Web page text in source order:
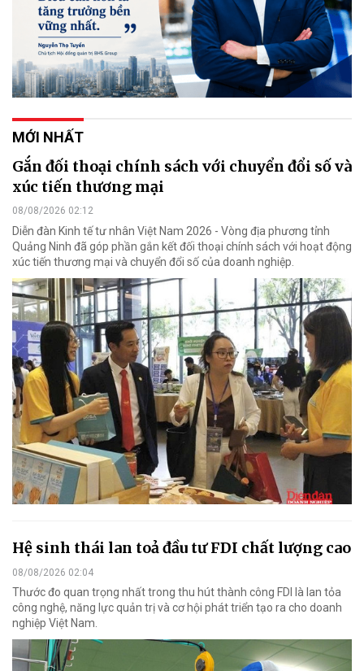
MỚI NHẤT
Gắn đối thoại chính sách với chuyển đổi số và
xúc tiến thương mại
08/08/2026 02:12
Diễn đàn Kinh tế tư nhân Việt Nam 2026 - Vòng địa phương tỉnh
Quảng Ninh đã góp phần gắn kết đối thoại chính sách với hoạt động
xúc tiến thương mại và chuyển đổi số của doanh nghiệp.
Hệ sinh thái lan toả đầu tư FDI chất lượng cao
08/08/2026 02:04
Thước đo quan trọng nhất trong thu hút thành công FDI là lan tỏa
công nghệ, năng lực quản trị và cơ hội phát triển tạo ra cho doanh
nghiệp Việt Nam.